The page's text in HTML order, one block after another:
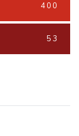
400
53